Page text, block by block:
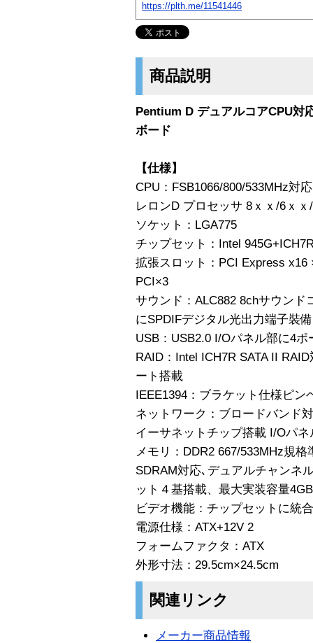
https://plth.me/11541446
商品説明
Pentium D デュアルコアCPU対
ボード
【仕様】
CPU：FSB1066/800/533MHz対
レロンD プロセッサ 8ｘｘ/6ｘ
ソケット：LGA775
チップセット：Intel
拡張スロット：PCI Express
PCI×3
サウンド：ALC882 8chサウン
にSPDIFデジタル光出力端子裝備
USB：USB2.0 I/Oパネル部に4
RAID：Intel ICH7R SATA II
ート搭載
IEEE1394：ブラケット仕様ピン
ネットワーク：ブロードバンド
イーサネットチップ搭載 I/Oパ
メモリ：DDR2 667/533MHz規
SDRAM対応､デュアルチャンネ
ット４基搭載、最大実装容量4GB
ビデオ機能：チップセットに統合
電源仕様：ATX+12V 2
フォームファクタ：ATX
外形寸法：29.5cm×24.5cm
関連リンク
メーカー商品情報